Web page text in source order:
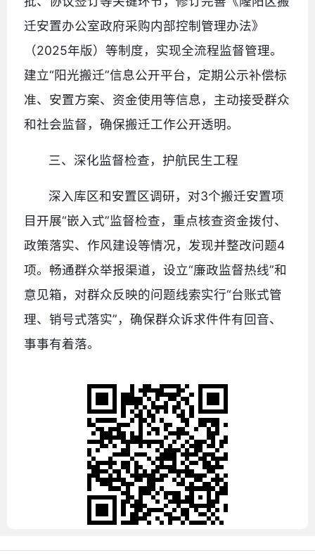
迁安置办公室政府采购内部控制管理办法》
（2025年版）等制度，实现全流程监督管理。
建立“阳光搬迁”信息公开平台，定期公示补偿标
准、安置方案、资金使用等信息，主动接受群众
和社会监督，确保搬迁工作公开透明。
三、深化监督检查，护航民生工程
深入库区和安置区调研，对3个搬迁安置项
目开展“嵌入式”监督检查，重点核查资金拨付、
政策落实、作风建设等情况，发现并整改问题4
项。畅通群众举报渠道，设立“廉政监督热线”和
意见箱，对群众反映的问题线索实行“台账式管
理、销号式落实”，确保群众诉求件件有回音、
事事有着落。